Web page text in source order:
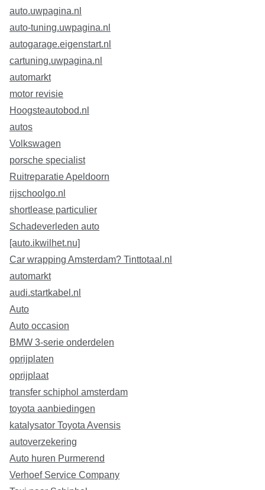
auto.uwpagina.nl
auto-tuning.uwpagina.nl
autogarage.eigenstart.nl
cartuning.uwpagina.nl
automarkt
motor revisie
Hoogsteautobod.nl
autos
Volkswagen
porsche specialist
Ruitreparatie Apeldoorn
rijschoolgo.nl
shortlease particulier
Schadeverleden auto
[auto.ikwilhet.nu]
Car wrapping Amsterdam? Tinttotaal.nl
automarkt
audi.startkabel.nl
Auto
Auto occasion
BMW 3-serie onderdelen
oprijplaten
oprijplaat
transfer schiphol amsterdam
toyota aanbiedingen
katalysator Toyota Avensis
autoverzekering
Auto huren Purmerend
Verhoef Service Company